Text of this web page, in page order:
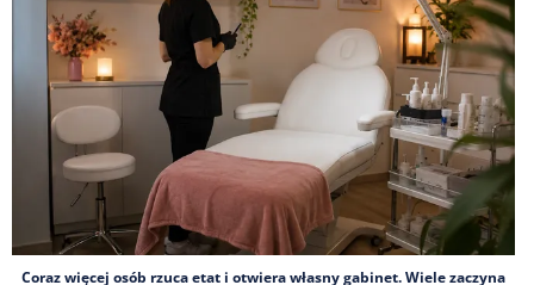
Coraz więcej osób rzuca etat i otwiera własny gabinet. Wiele zaczyna